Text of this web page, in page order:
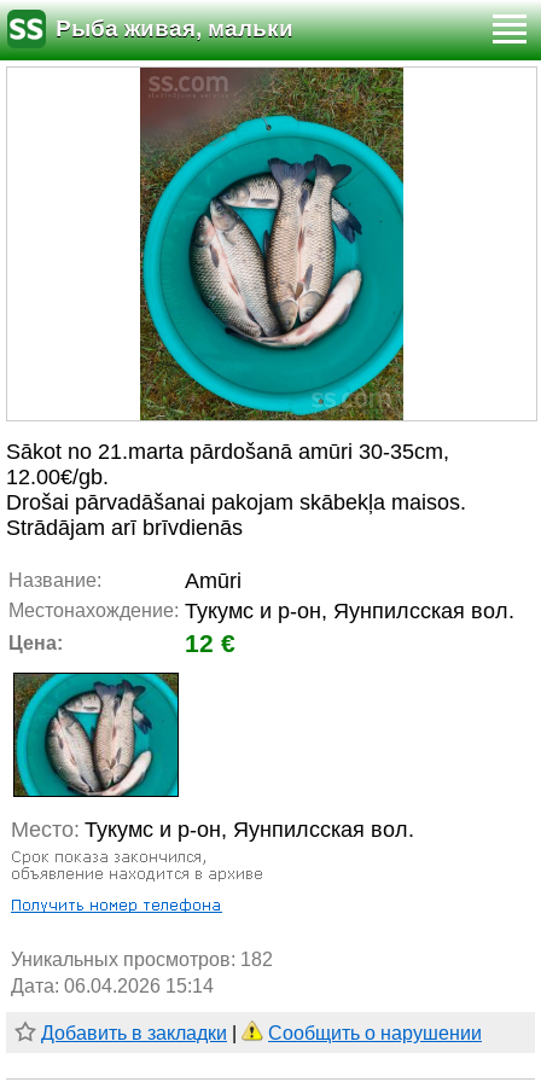
Рыба живая, мальки
Sākot no 21.marta pārdošanā amūri 30-35cm,
12.00€/gb.
Drošai pārvadāšanai pakojam skābekļa maisos.
Strādājam arī brīvdienās
Название: Amūri
Местонахождение: Тукумс и р-он, Яунпилсская вол.
Цена: 12 €
Место: Тукумс и р-он, Яунпилсская вол.
Уникальных просмотров: 182
Дата: 06.04.2026 15:14
Добавить в закладки Сообщить о нарушении